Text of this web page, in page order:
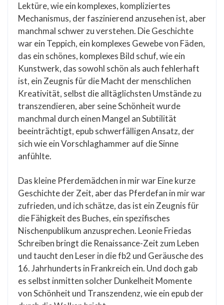
Lektüre, wie ein komplexes, kompliziertes
Mechanismus, der faszinierend anzusehen ist, aber
manchmal schwer zu verstehen. Die Geschichte
war ein Teppich, ein komplexes Gewebe von Fäden,
das ein schönes, komplexes Bild schuf, wie ein
Kunstwerk, das sowohl schön als auch fehlerhaft
ist, ein Zeugnis für die Macht der menschlichen
Kreativität, selbst die alltäglichsten Umstände zu
transzendieren, aber seine Schönheit wurde
manchmal durch einen Mangel an Subtilität
beeinträchtigt, epub schwerfälligen Ansatz, der
sich wie ein Vorschlaghammer auf die Sinne
anfühlte.
Das kleine Pferdemädchen in mir war Eine kurze
Geschichte der Zeit, aber das Pferdefan in mir war
zufrieden, und ich schätze, das ist ein Zeugnis für
die Fähigkeit des Buches, ein spezifisches
Nischenpublikum anzusprechen. Leonie Friedas
Schreiben bringt die Renaissance-Zeit zum Leben
und taucht den Leser in die fb2 und Geräusche des
16. Jahrhunderts in Frankreich ein. Und doch gab
es selbst inmitten solcher Dunkelheit Momente
von Schönheit und Transzendenz, wie ein epub der